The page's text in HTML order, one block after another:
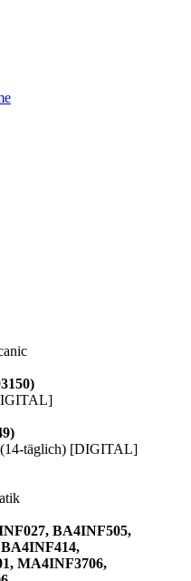
(14-täglich) [DIGITAL]
BA4INF505,
MA4INF3706,